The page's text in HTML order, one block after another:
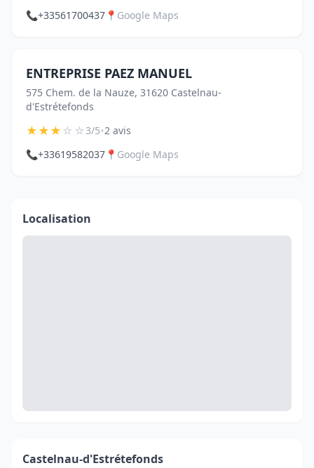
📞+33561700437 📍 Google Maps
ENTREPRISE PAEZ MANUEL
575 Chem. de la Nauze, 31620 Castelnau-
d'Estrétefonds
★★★☆☆3/5•2 avis
📞+33619582037 📍 Google Maps
Localisation
Castelnau-d'Estrétefonds